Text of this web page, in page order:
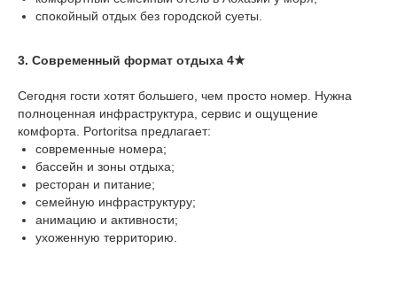
спокойный отдых без городской суеты.
3. Современный формат отдыха 4★
Сегодня гости хотят большего, чем просто номер. Нужна
полноценная инфраструктура, сервис и ощущение
комфорта. Portoritsa предлагает:
современные номера;
бассейн и зоны отдыха;
ресторан и питание;
семейную инфраструктуру;
анимацию и активности;
ухоженную территорию.